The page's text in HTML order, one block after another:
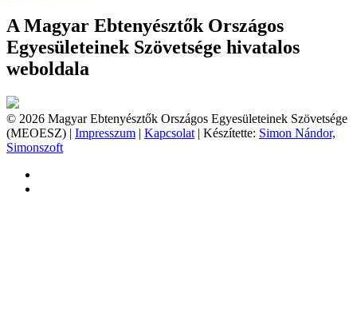
A Magyar Ebtenyésztők Országos
Egyesületeinek Szövetsége hivatalos
weboldala
© 2026 Magyar Ebtenyésztők Országos Egyesületeinek Szövetsége
(MEOESZ) | Impresszum | Kapcsolat | Készítette: Simon Nándor,
Simonszoft